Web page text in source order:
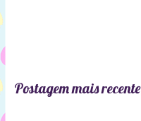
Postagem mais recente